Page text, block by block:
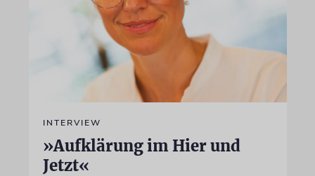
INTERVIEW
»Aufklärung im Hier und
Jetzt«